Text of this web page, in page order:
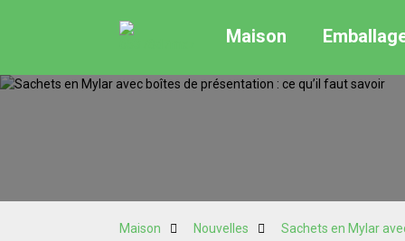
Maison
Maison Nouvelles Sachets en Mylar